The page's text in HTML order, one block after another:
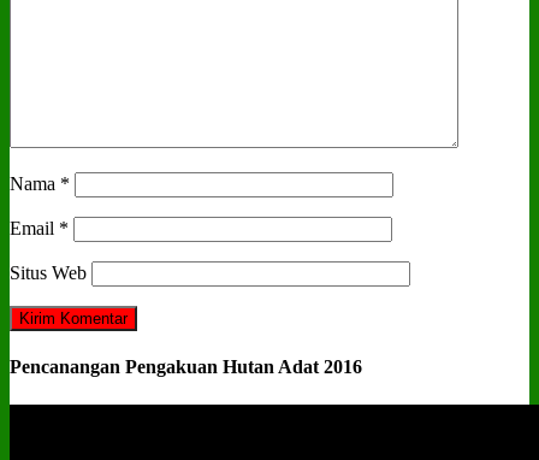
Nama *
Email *
Situs Web
Pencanangan Pengakuan Hutan Adat 2016